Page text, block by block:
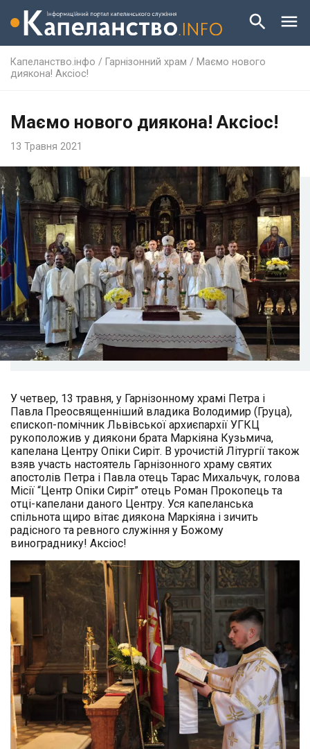
Капеланство.інфо / Гарнізонний храм / Маємо нового
диякона! Аксіос!
Маємо нового диякона! Аксіос!
13 Травня 2021
У четвер, 13 травня, у Гарнізонному храмі Петра і
Павла Преосвященніший владика Володимир (Груца),
єпископ-помічник Львівської архиєпархії УГКЦ
рукоположив у диякони брата Маркіяна Кузьмича,
капелана Центру Опіки Сиріт. В урочистій Літургії також
взяв участь настоятель Гарнізонного храму святих
апостолів Петра і Павла отець Тарас Михальчук, голова
Місії “Центр Опіки Сиріт” отець Роман Прокопець та
отці-капелани даного Центру. Уся капеланська
спільнота щиро вітає диякона Маркіяна і зичить
радісного та ревного служіння у Божому
винограднику! Аксіос!